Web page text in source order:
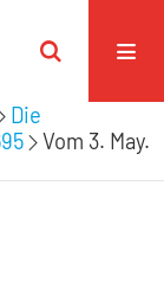
Die
Vom 3. May.